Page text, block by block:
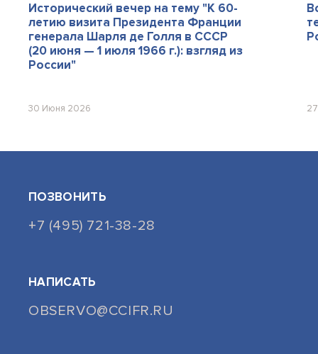
Исторический вечер на тему "К 60-
летию визита Президента Франции
генерала Шарля де Голля в СССР
(20 июня — 1 июля 1966 г.): взгляд из
России"
30 Июня 2026
ПОЗВОНИТЬ
+7 (495) 721-38-28
НАПИСАТЬ
OBSERVO@CCIFR.RU